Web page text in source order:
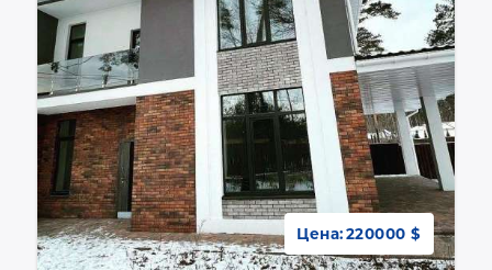
Цена:220000 $